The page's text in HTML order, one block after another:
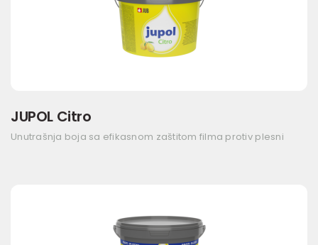
JUPOL Citro
Unutrašnja boja sa efikasnom zaštitom filma protiv plesni